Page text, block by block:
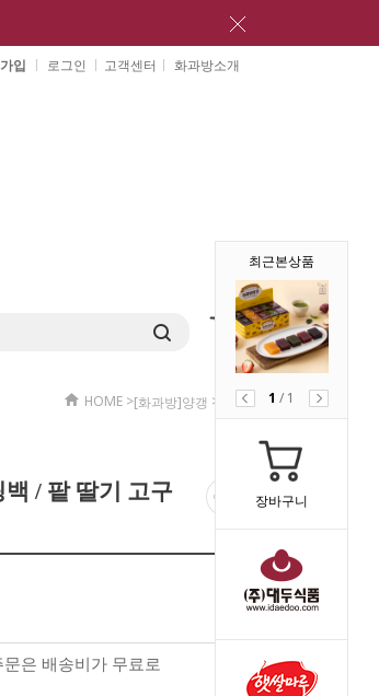
입 로그인 고객센터 화과방소개
최근본상품
1/ 1
장바구니
HOME >[화과방]양갱 > 양갱
/ 팥 딸기 고구
은 배송비가 무료로